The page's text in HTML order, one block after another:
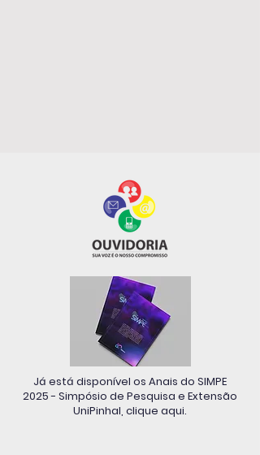
Já está disponível os Anais do SIMPE
2025 - Simpósio de Pesquisa e Extensão
UniPinhal, clique aqui.